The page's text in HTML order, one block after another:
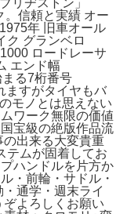
。信頼と実績 オー
年 旧車オール
ク グランベロ
ロードレーサ
エンド幅
る7桁番号
ますがタイヤもバ
モノとは思えない
ワーク無限の価値
宝級の絶版作品流
出来る大変貴重
テムが固着してお
ハンドルを片方か
・前輪・サドル・
通学・週末ライ
ぞよろしくお願い